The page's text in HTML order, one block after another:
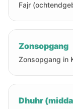
Fajr
Zonsopgang
Zonsopgang in
Dhuhr